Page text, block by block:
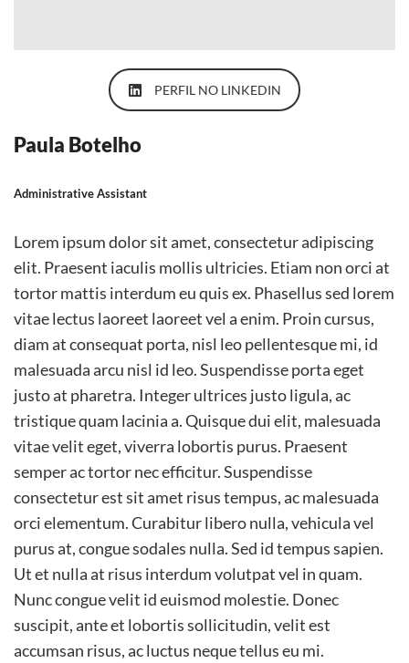
PERFIL NO LINKEDIN
Paula Botelho
Administrative Assistant
Lorem ipsum dolor sit amet, consectetur adipiscing
elit. Praesent iaculis mollis ultricies. Etiam non orci at
tortor mattis interdum eu quis ex. Phasellus sed lorem
vitae lectus laoreet laoreet vel a enim. Proin cursus,
diam at consequat porta, nisl leo pellentesque mi, id
malesuada arcu nisl id leo. Suspendisse porta eget
justo at pharetra. Integer ultrices justo ligula, ac
tristique quam lacinia a. Quisque dui elit, malesuada
vitae velit eget, viverra lobortis purus. Praesent
semper ac tortor nec efficitur. Suspendisse
consectetur est sit amet risus tempus, ac malesuada
orci elementum. Curabitur libero nulla, vehicula vel
purus at, congue sodales nulla. Sed id tempus sapien.
Ut et nulla at risus interdum volutpat vel in quam.
Nunc congue velit id euismod molestie. Donec
suscipit, ante et lobortis sollicitudin, velit est
accumsan risus, ac luctus neque tellus eu mi.